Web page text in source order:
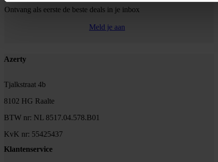
Ontvang als eerste de beste deals in je inbox
Meld je aan
Footer
Azerty
Tjalkstraat 4b
8102 HG Raalte
BTW nr: NL 8517.04.578.B01
KvK nr: 55425437
Klantenservice